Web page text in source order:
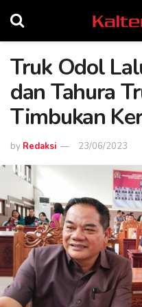
Truk Odol
dan Tahura
Timbukan
by Redaksi 23/06/2023